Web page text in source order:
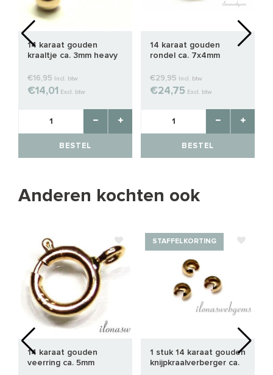
14 karaat gouden
kraaltje ca. 3mm heavy
€16,95 Incl. btw
€14,01 Excl. btw
BESTEL
14 karaat gouden
rondel ca. 7x4mm
€29,95 Incl. btw
€24,75 Excl. btw
BESTEL
Anderen kochten ook
14 karaat gouden
veerring ca. 5mm
STAFFELKORTING
1 stuk 14 karaat gouden
knijpkraalverberger ca.